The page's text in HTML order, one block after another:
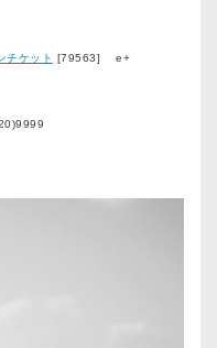
チケット [79563] e+